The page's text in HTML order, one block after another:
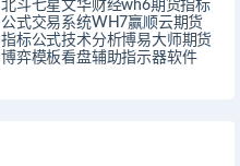
北斗七星文华财经wh6期货指标
公式交易系统WH7赢顺云期货
指标公式技术分析博易大师期货
博弈模板看盘辅助指示器软件